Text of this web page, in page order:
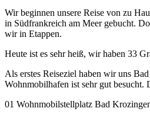
Wir beginnen unsere Reise von zu
in Südfrankreich am Meer gebucht.
wir in Etappen.
Heute ist es sehr heiß, wir haben 33
Als erstes Reiseziel haben wir uns
Wohnmobilhafen ist sehr gut besucht.
01 Wohnmobilstellplatz Bad